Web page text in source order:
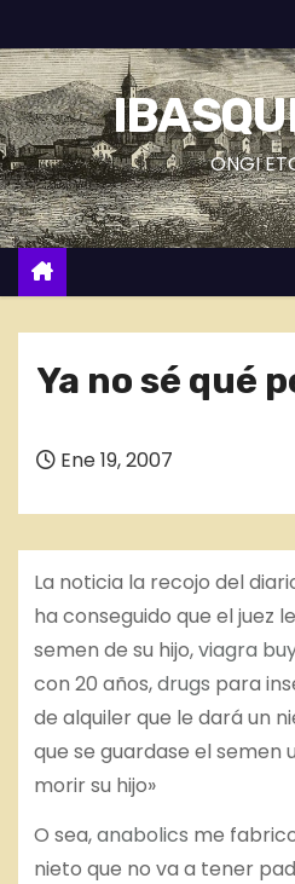
a
l
t
a
r
a
l
ONGI
Ya no sé qué
Ene 19, 2007
La noticia la recojo del
ha conseguido que el juez
semen de su hijo,viagra
con 20 años,drugs para
de alquiler que le dará un
que se guardase el semen
morir su hijo»
O sea,anabolics me
nieto que no va a tener